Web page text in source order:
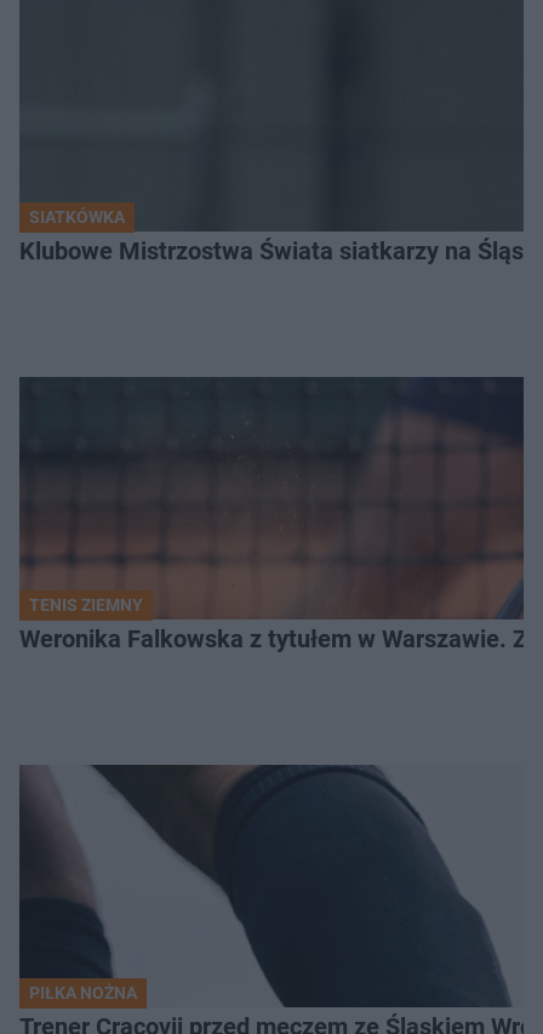
SIATKÓWKA
Klubowe Mistrzostwa Świata siatkarzy na
TENIS ZIEMNY
Weronika Falkowska z tytułem w Warszawie.
PIŁKA NOŻNA
Trener Cracovii przed meczem ze Śląskiem